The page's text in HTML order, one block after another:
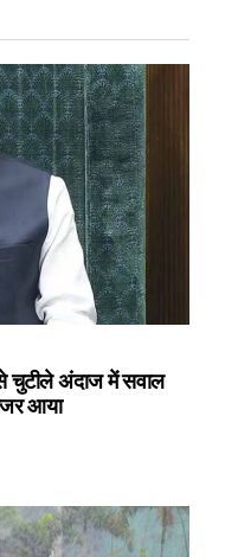
चुटीले अंदाज में सवाल
आया